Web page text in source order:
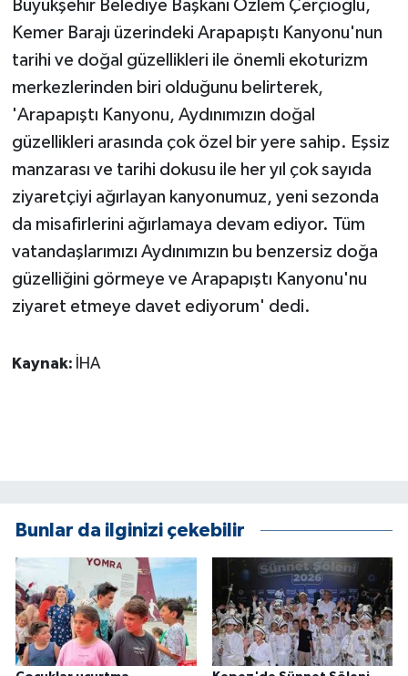
Büyükşehir Belediye Başkanı Özlem Çerçioğlu,
Kemer Barajı üzerindeki Arapapıştı Kanyonu'nun
tarihi ve doğal güzellikleri ile önemli ekoturizm
merkezlerinden biri olduğunu belirterek,
'Arapapıştı Kanyonu, Aydınımızın doğal
güzellikleri arasında çok özel bir yere sahip. Eşsiz
manzarası ve tarihi dokusu ile her yıl çok sayıda
ziyaretçiyi ağırlayan kanyonumuz, yeni sezonda
da misafirlerini ağırlamaya devam ediyor. Tüm
vatandaşlarımızı Aydınımızın bu benzersiz doğa
güzelliğini görmeye ve Arapapıştı Kanyonu'nu
ziyaret etmeye davet ediyorum' dedi.
Kaynak: İHA
Bunlar da ilginizi çekebilir